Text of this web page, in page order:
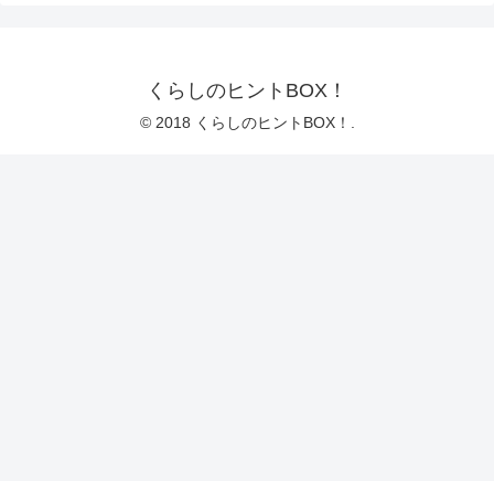
くらしのヒントBOX！
© 2018 くらしのヒントBOX！.